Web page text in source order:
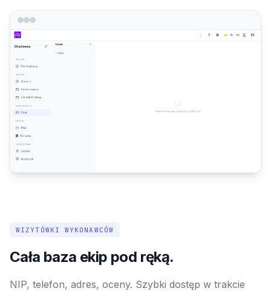
WIZYTÓWKI WYKONAWCÓW
Cała baza ekip pod ręką.
NIP, telefon, adres, oceny. Szybki dostęp w trakcie